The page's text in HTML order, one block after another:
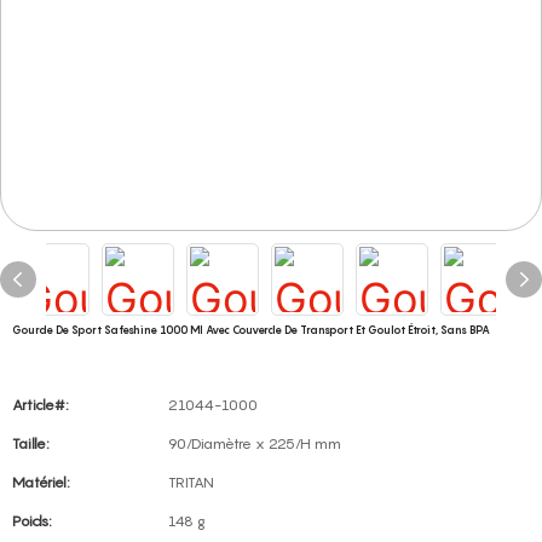
Gourde De Sport Safeshine 1000 Ml Avec Couvercle De Transport Et Goulot Étroit, Sans BPA
Article#: 21044-1000
Taille: 90/Diamètre x 225/H mm
Matériel: TRITAN
Poids: 148 g